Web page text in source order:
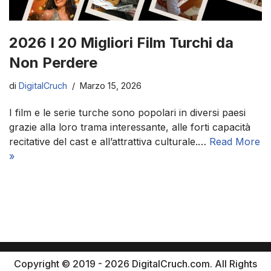
2026 I 20 Migliori Film Turchi da
Non Perdere
di DigitalCruch Marzo 15, 2026
I film e le serie turche sono popolari in diversi paesi
grazie alla loro trama interessante, alle forti capacità
recitative del cast e all’attrattiva culturale.… Read More
»
Copyright © 2019 - 2026 DigitalCruch.com. All Rights